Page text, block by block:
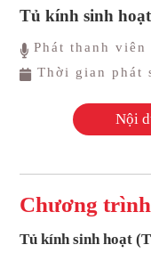
Tủ kính sinh
Phát thanh viên
Thời gian phát
Nội
Chương trình
Tủ kính sinh hoạt